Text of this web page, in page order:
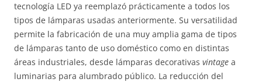
tecnología LED ya reemplazó prácticamente a todos los
tipos de lámparas usadas anteriormente. Su versatilidad
permite la fabricación de una muy amplia gama de tipos
de lámparas tanto de uso doméstico como en distintas
áreas industriales, desde lámparas decorativas vintage a
luminarias para alumbrado público. La reducción del